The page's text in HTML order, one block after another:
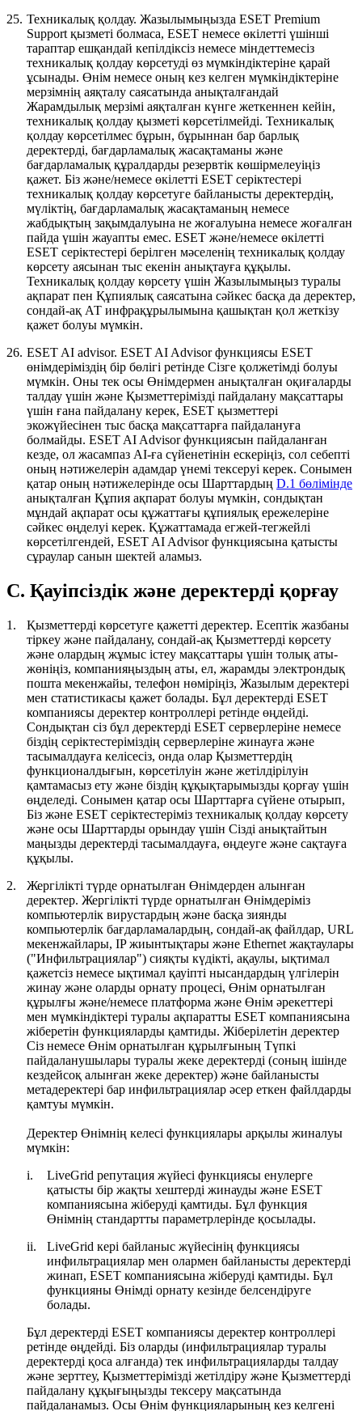
25. Техникалық қолдау. Жазылымыңызда ESET Premium
Support қызметі болмаса, ESET немесе өкілетті үшінші
тараптар ешқандай кепілдіксіз немесе міндеттемесіз
техникалық қолдау көрсетуді өз мүмкіндіктеріне қарай
ұсынады. Өнім немесе оның кез келген мүмкіндіктеріне
мерзімнің аяқталу саясатында анықталғандай
Жарамдылық мерзімі аяқталған күнге жеткеннен кейін,
техникалық қолдау қызметі көрсетілмейді. Техникалық
қолдау көрсетілмес бұрын, бұрыннан бар барлық
деректерді, бағдарламалық жасақтаманы және
бағдарламалық құралдарды резервтік көшірмелеуіңіз
қажет. Біз және/немесе өкілетті ESET серіктестері
техникалық қолдау көрсетуге байланысты деректердің,
мүліктің, бағдарламалық жасақтаманың немесе
жабдықтың зақымдалуына не жоғалуына немесе жоғалған
пайда үшін жауапты емес. ESET және/немесе өкілетті
ESET серіктестері берілген мәселенің техникалық қолдау
көрсету аясынан тыс екенін анықтауға құқылы.
Техникалық қолдау көрсету үшін Жазылымыңыз туралы
ақпарат пен Құпиялық саясатына сәйкес басқа да деректер,
сондай-ақ АТ инфрақұрылымына қашықтан қол жеткізу
қажет болуы мүмкін.
26. ESET AI advisor. ESET AI Advisor функциясы ESET
өнімдеріміздің бір бөлігі ретінде Сізге қолжетімді болуы
мүмкін. Оны тек осы Өнімдермен анықталған оқиғаларды
талдау үшін және Қызметтерімізді пайдалану мақсаттары
үшін ғана пайдалану керек, ESET қызметтері
экожүйесінен тыс басқа мақсаттарға пайдалануға
болмайды. ESET AI Advisor функциясын пайдаланған
кезде, ол жасампаз AI-ға сүйенетінін ескеріңіз, сол себепті
оның нәтижелерін адамдар үнемі тексеруі керек. Сонымен
қатар оның нәтижелерінде осы Шарттардың D.1 бөлімінде
анықталған Құпия ақпарат болуы мүмкін, сондықтан
мұндай ақпарат осы құжаттағы құпиялық ережелеріне
сәйкес өңделуі керек. Құжаттамада егжей-тегжейлі
көрсетілгендей, ESET AI Advisor функциясына қатысты
сұраулар санын шектей аламыз.
C. Қауіпсіздік және деректерді қорғау
1. Қызметтерді көрсетуге қажетті деректер. Есептік жазбаны
тіркеу және пайдалану, сондай-ақ Қызметтерді көрсету
және олардың жұмыс істеу мақсаттары үшін толық аты-
жөніңіз, компанияңыздың аты, ел, жарамды электрондық
пошта мекенжайы, телефон нөміріңіз, Жазылым деректері
мен статистикасы қажет болады. Бұл деректерді ESET
компаниясы деректер контроллері ретінде өңдейді.
Сондықтан сіз бұл деректерді ESET серверлеріне немесе
біздің серіктестеріміздің серверлеріне жинауға және
тасымалдауға келісесіз, онда олар Қызметтердің
функционалдығын, көрсетілуін және жетілдірілуін
қамтамасыз ету және біздің құқықтарымызды қорғау үшін
өңделеді. Сонымен қатар осы Шарттарға сүйене отырып,
Біз және ESET серіктестеріміз техникалық қолдау көрсету
және осы Шарттарды орындау үшін Сізді анықтайтын
маңызды деректерді тасымалдауға, өңдеуге және сақтауға
құқылы.
2.
Жергілікті түрде орнатылған Өнімдерден алынған
деректер. Жергілікті түрде орнатылған Өнімдеріміз
компьютерлік вирустардың және басқа зиянды
компьютерлік бағдарламалардың, сондай-ақ файлдар, URL
мекенжайлары, IP жиынтықтары және Ethernet жақтаулары
("Инфильтрациялар") сияқты күдікті, ақаулы, ықтимал
қажетсіз немесе ықтимал қауіпті нысандардың үлгілерін
жинау және оларды орнату процесі, Өнім орнатылған
құрылғы және/немесе платформа және Өнім әрекеттері
мен мүмкіндіктері туралы ақпаратты ESET компаниясына
жіберетін функцияларды қамтиды. Жіберілетін деректер
Сіз немесе Өнім орнатылған құрылғының Түпкі
пайдаланушылары туралы жеке деректерді (соның ішінде
кездейсоқ алынған жеке деректер) және байланысты
метадеректері бар инфильтрациялар әсер еткен файлдарды
қамтуы мүмкін.
Деректер Өнімнің келесі функциялары арқылы жиналуы
мүмкін:
i.
LiveGrid репутация жүйесі функциясы енулерге
қатысты бір жақты хештерді жинауды және ESET
компаниясына жіберуді қамтиды. Бұл функция
Өнімнің стандартты параметрлерінде қосылады.
ii.
LiveGrid кері байланыс жүйесінің функциясы
инфильтрациялар мен олармен байланысты деректерді
жинап, ESET компаниясына жіберуді қамтиды. Бұл
функцияны Өнімді орнату кезінде белсендіруге
болады.
Бұл деректерді ESET компаниясы деректер контроллері
ретінде өңдейді. Біз оларды (инфильтрациялар туралы
деректерді қоса алғанда) тек инфильтрацияларды талдау
және зерттеу, Қызметтерімізді жетілдіру және Қызметтерді
пайдалану құқығыңызды тексеру мақсатында
пайдаланамыз. Осы Өнім функцияларының кез келгені